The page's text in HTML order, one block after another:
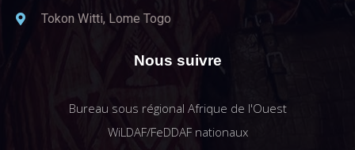
Tokon Witti, Lome Togo
Nous suivre
Bureau sous régional Afrique de l'Ouest
WiLDAF/FeDDAF nationaux